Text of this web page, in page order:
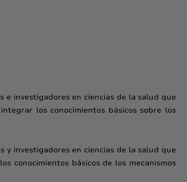
investigadores en ciencias de la salud que
los conocimientos básicos sobre los
y investigadores en ciencias de la salud que
conocimientos básicos de los mecanismos